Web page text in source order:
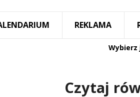
REKLAMA
Wybierz
Czytaj